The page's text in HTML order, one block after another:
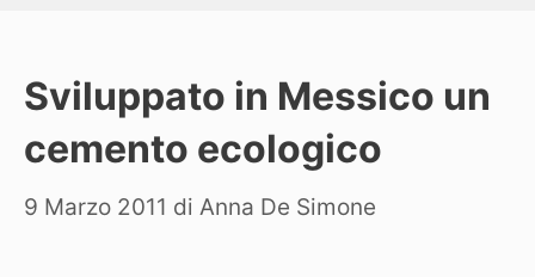
Sviluppato in Messico un
cemento ecologico
9 Marzo 2011 di Anna De Simone